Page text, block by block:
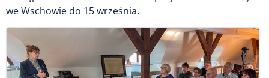
we Wschowie do 15 września.